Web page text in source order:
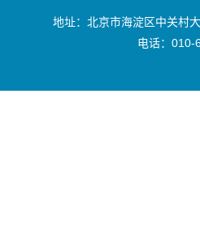
地址：北京市海淀区中关村
电话：